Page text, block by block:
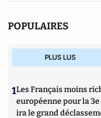
POPULAIRES
PLUS LUS
1Les Français moins
européenne pour la
ira le grand